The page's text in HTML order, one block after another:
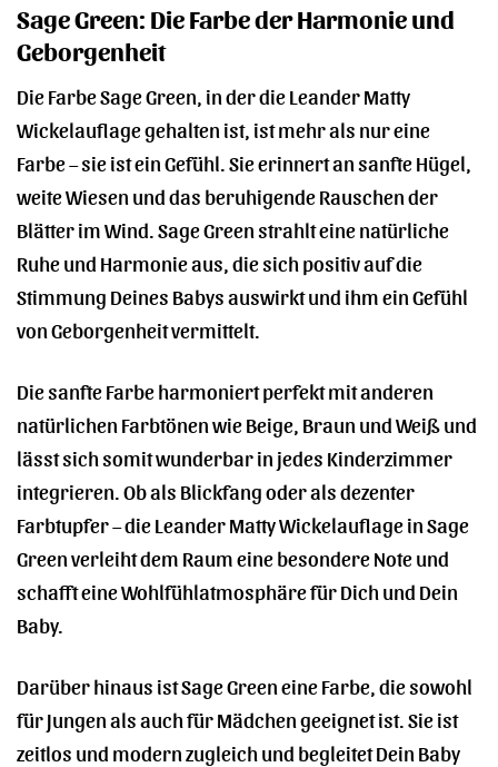
Sage Green: Die Farbe der Harmonie und
Geborgenheit
Die Farbe Sage Green, in der die Leander Matty
Wickelauflage gehalten ist, ist mehr als nur eine
Farbe – sie ist ein Gefühl. Sie erinnert an sanfte Hügel,
weite Wiesen und das beruhigende Rauschen der
Blätter im Wind. Sage Green strahlt eine natürliche
Ruhe und Harmonie aus, die sich positiv auf die
Stimmung Deines Babys auswirkt und ihm ein Gefühl
von Geborgenheit vermittelt.
Die sanfte Farbe harmoniert perfekt mit anderen
natürlichen Farbtönen wie Beige, Braun und Weiß und
lässt sich somit wunderbar in jedes Kinderzimmer
integrieren. Ob als Blickfang oder als dezenter
Farbtupfer – die Leander Matty Wickelauflage in Sage
Green verleiht dem Raum eine besondere Note und
schafft eine Wohlfühlatmosphäre für Dich und Dein
Baby.
Darüber hinaus ist Sage Green eine Farbe, die sowohl
für Jungen als auch für Mädchen geeignet ist. Sie ist
zeitlos und modern zugleich und begleitet Dein Baby